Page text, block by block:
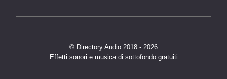
© Directory.Audio 2018 - 2026
Effetti sonori e musica di sottofondo gratuiti